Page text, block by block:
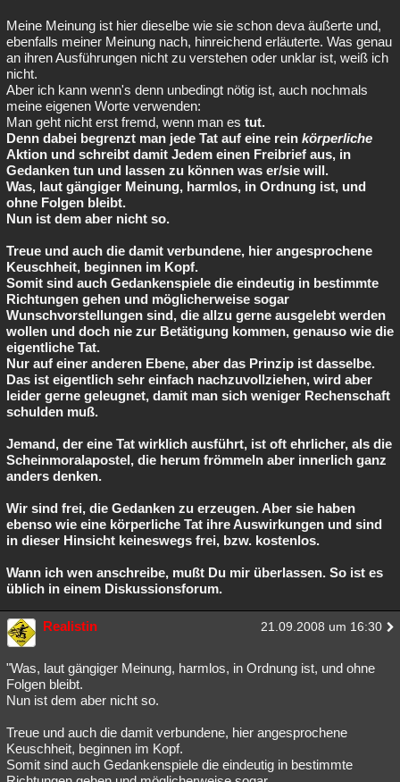
Meine Meinung ist hier dieselbe wie sie schon deva äußerte und,
ebenfalls meiner Meinung nach, hinreichend erläuterte. Was genau
an ihren Ausführungen nicht zu verstehen oder unklar ist, weiß ich
nicht.
Aber ich kann wenn's denn unbedingt nötig ist, auch nochmals
meine eigenen Worte verwenden:
Man geht nicht erst fremd, wenn man es tut.
Denn dabei begrenzt man jede Tat auf eine rein körperliche
Aktion und schreibt damit Jedem einen Freibrief aus, in
Gedanken tun und lassen zu können was er/sie will.
Was, laut gängiger Meinung, harmlos, in Ordnung ist, und
ohne Folgen bleibt.
Nun ist dem aber nicht so.
Treue und auch die damit verbundene, hier angesprochene
Keuschheit, beginnen im Kopf.
Somit sind auch Gedankenspiele die eindeutig in bestimmte
Richtungen gehen und möglicherweise sogar
Wunschvorstellungen sind, die allzu gerne ausgelebt werden
wollen und doch nie zur Betätigung kommen, genauso wie die
eigentliche Tat.
Nur auf einer anderen Ebene, aber das Prinzip ist dasselbe.
Das ist eigentlich sehr einfach nachzuvollziehen, wird aber
leider gerne geleugnet, damit man sich weniger Rechenschaft
schulden muß.
Jemand, der eine Tat wirklich ausführt, ist oft ehrlicher, als die
Scheinmoralapostel, die herum frömmeln aber innerlich ganz
anders denken.
Wir sind frei, die Gedanken zu erzeugen. Aber sie haben
ebenso wie eine körperliche Tat ihre Auswirkungen und sind
in dieser Hinsicht keineswegs frei, bzw. kostenlos.
Wann ich wen anschreibe, mußt Du mir überlassen. So ist es
üblich in einem Diskussionsforum.
Realistin 21.09.2008 um 16:30
"Was, laut gängiger Meinung, harmlos, in Ordnung ist, und ohne
Folgen bleibt.
Nun ist dem aber nicht so.
Treue und auch die damit verbundene, hier angesprochene
Keuschheit, beginnen im Kopf.
Somit sind auch Gedankenspiele die eindeutig in bestimmte